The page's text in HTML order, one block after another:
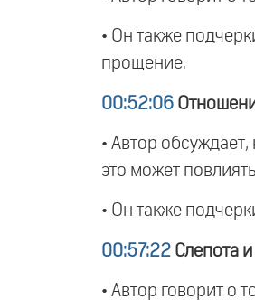
• Он также
прощение.
00:52:06
• Автор
это может
• Он также
00:57:22 Слепота
• Автор говорит о